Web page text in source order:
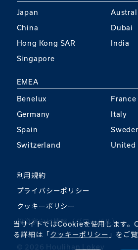
当サイトではCookieを使用します。
る詳細は「クッキーポリシー 」をご
Japan
China
Dubai
Hong Kong SAR
India
Singapore
EMEA
Benelux
France
Germany
Italy
Spain
Switzerland
United
利用規約
プライバシーポリシー
クッキーポリシー
投資家向け情報（グローバル）
©︎ 2026 Houlihan Lokey